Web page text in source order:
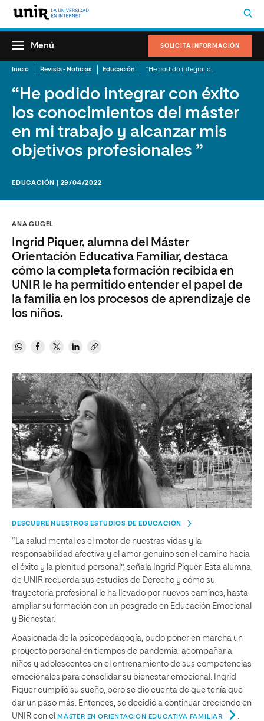
SOLICITA INFORMACIÓN
Menú
Inicio Revista - Noticias Educación
“He podido integrar con éxito
los conocimientos del máster
en mi trabajo y alcanzar mis
objetivos profesionales ”
EDUCACIÓN | 29/04/2022
ANA GUGEL
Ingrid Piquer, alumna del Máster
Orientación Educativa Familiar, destaca
cómo la completa formación recibida en
UNIR le ha permitido entender el papel de
la familia en los procesos de aprendizaje de
los niños.
DESCUBRE NUESTROS ESTUDIOS DE EDUCACIÓN
“La salud mental es el motor de nuestras vidas y la
responsabilidad afectiva y el amor genuino son el camino hacia
el éxito y la plenitud personal”, señala Ingrid Piquer. Esta alumna
de UNIR recuerda sus estudios de Derecho y cómo su
trayectoria profesional le ha llevado por nuevos caminos, hasta
ampliar su formación con un posgrado en Educación Emocional
y Bienestar.
Apasionada de la psicopedagogía, pudo poner en marcha un
proyecto personal en tiempos de pandemia: acompañar a
niños y adolescentes en el entrenamiento de sus competencias
emocionales para consolidar su bienestar emocional. Ingrid
Piquer cumplió su sueño, pero se dio cuenta de que tenía que
dar un paso más. Entonces, se decidió a continuar creciendo en
UNIR con el
MÁSTER EN ORIENTACIÓN EDUCATIVA FAMILIAR